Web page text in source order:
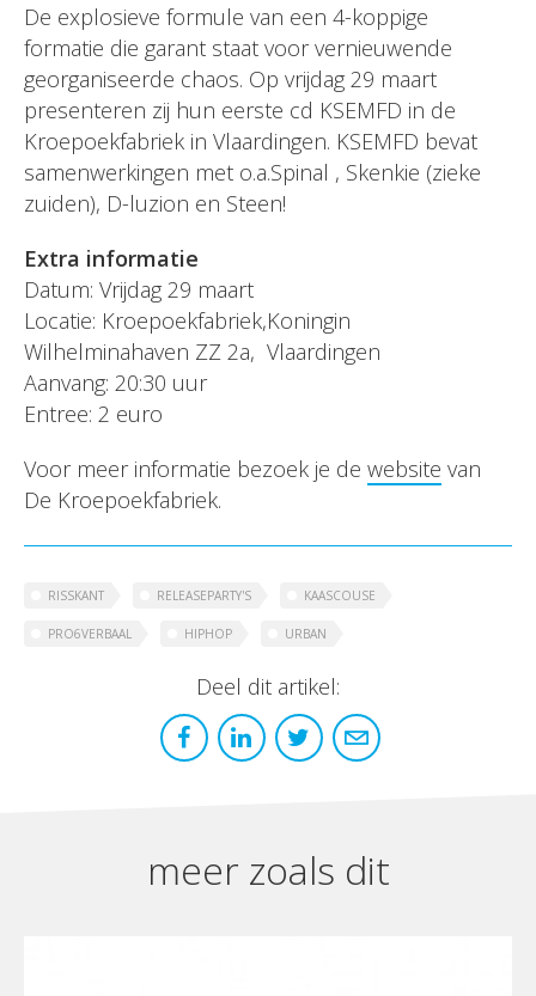
De explosieve formule van een 4-koppige
formatie die garant staat voor vernieuwende
georganiseerde chaos. Op vrijdag 29 maart
presenteren zij hun eerste cd KSEMFD in de
Kroepoekfabriek in Vlaardingen. KSEMFD bevat
samenwerkingen met o.a.Spinal , Skenkie (zieke
zuiden), D-luzion en Steen!
Extra informatie
Datum: Vrijdag 29 maart
Locatie: Kroepoekfabriek,Koningin
Wilhelminahaven ZZ 2a, Vlaardingen
Aanvang: 20:30 uur
Entree: 2 euro
Voor meer informatie bezoek je de website van
De Kroepoekfabriek.
RISSKANT RELEASEPARTY'S KAASCOUSE
PRO6VERBAAL HIPHOP URBAN
Deel dit artikel:
meer zoals dit